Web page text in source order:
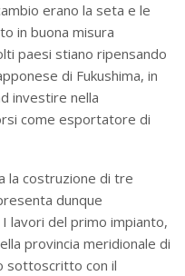
erano la seta e le
in buona misura
paesi stiano ripensando
di Fukushima, in
investire nella
come esportatore di
la costruzione di tre
dunque
I lavori del primo impianto,
provincia meridionale di
sottoscritto con il